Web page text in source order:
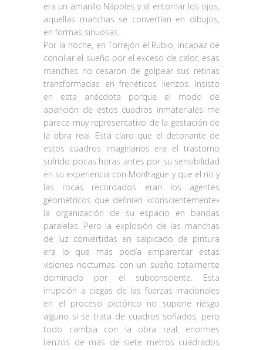
era un amarillo Nápoles y al entornar los ojos,
aquellas manchas se convertían en dibujos,
en formas sinuosas.
Por la noche, en Torrejón el Rubio, incapaz de
conciliar el sueño por el exceso de calor, esas
manchas no cesaron de golpear sus retinas
transformadas en frenéticos lienzos. Insisto
en esta anécdota porque el modo de
aparición de estos cuadros inmateriales me
parece muy representativo de la gestación de
la obra real. Está claro que el detonante de
estos cuadros imaginarios era el trastorno
sufrido pocas horas antes por su sensibilidad
en su experiencia con Monfragüe y que el río y
las rocas recordados eran los agentes
geométricos que definían «conscientemente»
la organización de su espacio en bandas
paralelas. Pero la explosión de las manchas
de luz convertidas en salpicado de pintura
era lo que más podía emparentar estas
visiones nocturnas con un sueño totalmente
dominado por el subconsciente. Esta
irrupción a ciegas de las fuerzas irracionales
en el proceso pictórico no supone riesgo
alguno si se trata de cuadros soñados, pero
todo cambia con la obra real, enormes
lienzos de más de siete metros cuadrados